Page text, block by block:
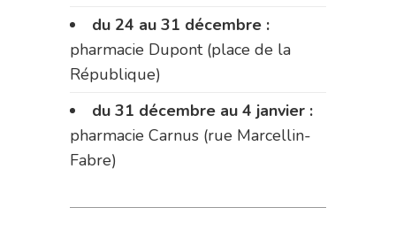
du 24 au 31 décembre :
pharmacie Dupont (place de la
République)
du 31 décembre au 4 janvier :
pharmacie Carnus (rue Marcellin-
Fabre)